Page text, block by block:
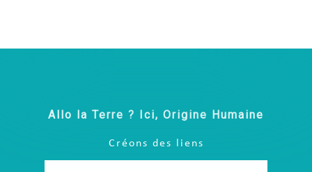
Allo la Terre ? Ici, Origine Humaine
Créons des liens